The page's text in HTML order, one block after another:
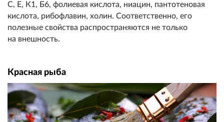
С, Е, К1, Б6, фолиевая кислота, ниацин, пантотеновая
кислота, рибофлавин, холин. Соответственно, его
полезные свойства распространяются не только
на внешность.
Красная рыба